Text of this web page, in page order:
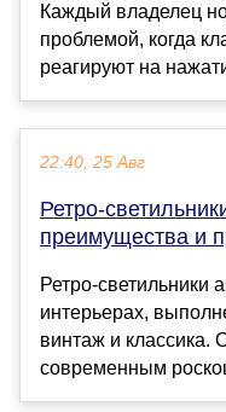
Каждый владелец
проблемой, когда
реагируют на
22:40, 25 Авг
Ретро-
преимущества и
Ретро-светильники
интерьерах,
винтаж и классика.
современным